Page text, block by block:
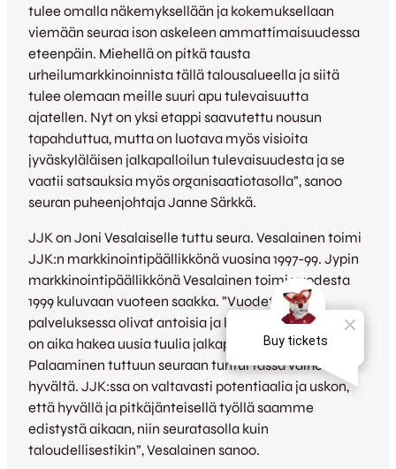
tulee omalla näkemyksellään ja kokemuksellaan
viemään seuraa ison askeleen ammattimaisuudessa
eteenpäin. Miehellä on pitkä tausta
urheilumarkkinoinnista tällä talousalueella ja siitä
tulee olemaan meille suuri apu tulevaisuutta
ajatellen. Nyt on yksi etappi saavutettu nousun
tapahduttua, mutta on luotava myös visioita
jyväskyläläisen jalkapalloilun tulevaisuudesta ja se
vaatii satsauksia myös organisaatiotasolla”, sanoo
seuran puheenjohtaja Janne Särkkä.
JJK on Joni Vesalaiselle tuttu seura. Vesalainen toimi
JJK:n markkinointipäällikkönä vuosina 1997-99. Jypin
markkinointipäällikkönä Vesalainen toimi vuodesta
1999 kuluvaan vuoteen saakka. ”Vuodet Jypin
palveluksessa olivat antoisia ja haastavia, mutta nyt
on aika hakea uusia tuulia jalkapallon saralta.
Palaaminen tuttuun seuraan tuntui tässä vaiheessa
hyvältä. JJK:ssa on valtavasti potentiaalia ja uskon,
että hyvällä ja pitkäjänteisellä työllä saamme
edistystä aikaan, niin seuratasolla kuin
taloudellisestikin”, Vesalainen sanoo.